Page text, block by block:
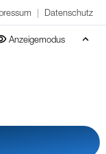
| Datenschutz
Anzeigemodus